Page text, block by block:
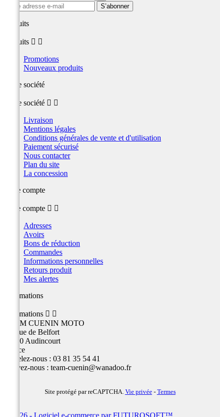
produits
produits  
Promotions
Nouveaux produits
Notre société
Notre société  
Livraison
Mentions légales
Conditions générales de vente et d'utilisation
Paiement sécurisé
Nous contacter
Plan du site
La concession
Votre compte
Votre compte  
Adresses
Avoirs
Bons de réduction
Commandes
Informations personnelles
Retours produit
Mes alertes
Informations
Informations  
TEAM CUENIN MOTO
26 Rue de Belfort
25400 Audincourt
France
Appelez-nous : 03 81 35 54 41
Écrivez-nous : team-cuenin@wanadoo.fr
Site protégé par reCAPTCHA. Vie privée- Termes
© 2026 - Logiciel e-commerce par FUTUROSOFT™